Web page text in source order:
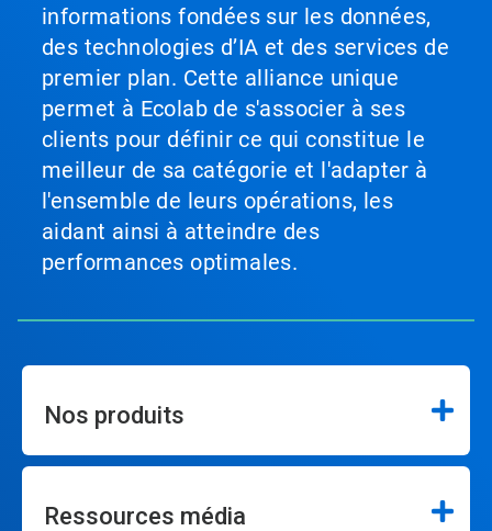
informations fondées sur les données,
des technologies d’IA et des services de
premier plan. Cette alliance unique
permet à Ecolab de s'associer à ses
clients pour définir ce qui constitue le
meilleur de sa catégorie et l'adapter à
l'ensemble de leurs opérations, les
aidant ainsi à atteindre des
performances optimales.
Nos produits
Ressources média